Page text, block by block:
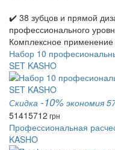
✔️ 38 зубцов и прямой
профессионального
Комплексное применение
Набор 10
SET KASHO
Скидка -10% экономия
51415712 грн
Профессиональная
KASHO